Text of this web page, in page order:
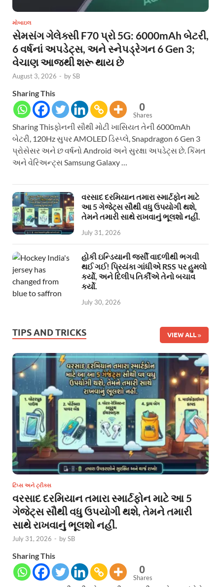
મોબાઇલ
સેમસંગ ગેલેક્સી F70 પ્રો 5G: 6000mAh બેટરી,
6 વર્ષનાં અપડેટ્સ, અને સ્નેપડ્રેગન 6 Gen 3;
વેચાણ આજથી શરૂ થાય છે
August 3, 2026 - bySB
Sharing This
0
Shares
Sharing Thisફોનની સૌથી મોટી ખાસિયત તેની 6000mAh
બેટરી, 120Hz સુપર AMOLED ડિસ્પ્લે, Snapdragon 6 Gen 3
પ્રોસેસર અને છ વર્ષનો Android અને સુરક્ષા અપડેટ્સ છે. કિંમત
અને વેરિઅન્ટ્સ Samsung Galaxy …
વરસાદ દરમિયાન તમારા સ્માર્ટફોન માટે
આ 5 ગેજેટ્સ સૌથી વધુ ઉપયોગી થશે,
તેમને તમારી સાથે રાખવાનું ભૂલશો નહીં.
July 31, 2026
હોકી ઇન્ડિયાની જર્સી વાદળીથી ભગવી
થઈ ગઈ! પ્રિયંકા ગાંધીએ RSS પર હુમલો
કર્યો, અને દિલીપ તિર્કીએ તેનો બચાવ
કર્યો.
July 30, 2026
TIPS AND TRICKS VIEW ALL
ટિપ્સ અને ટ્રીક્સ
વરસાદ દરમિયાન તમારા સ્માર્ટફોન માટે આ 5
ગેજેટ્સ સૌથી વધુ ઉપયોગી થશે, તેમને તમારી
સાથે રાખવાનું ભૂલશો નહીં.
July 31, 2026 - bySB
Sharing This
0
Shares